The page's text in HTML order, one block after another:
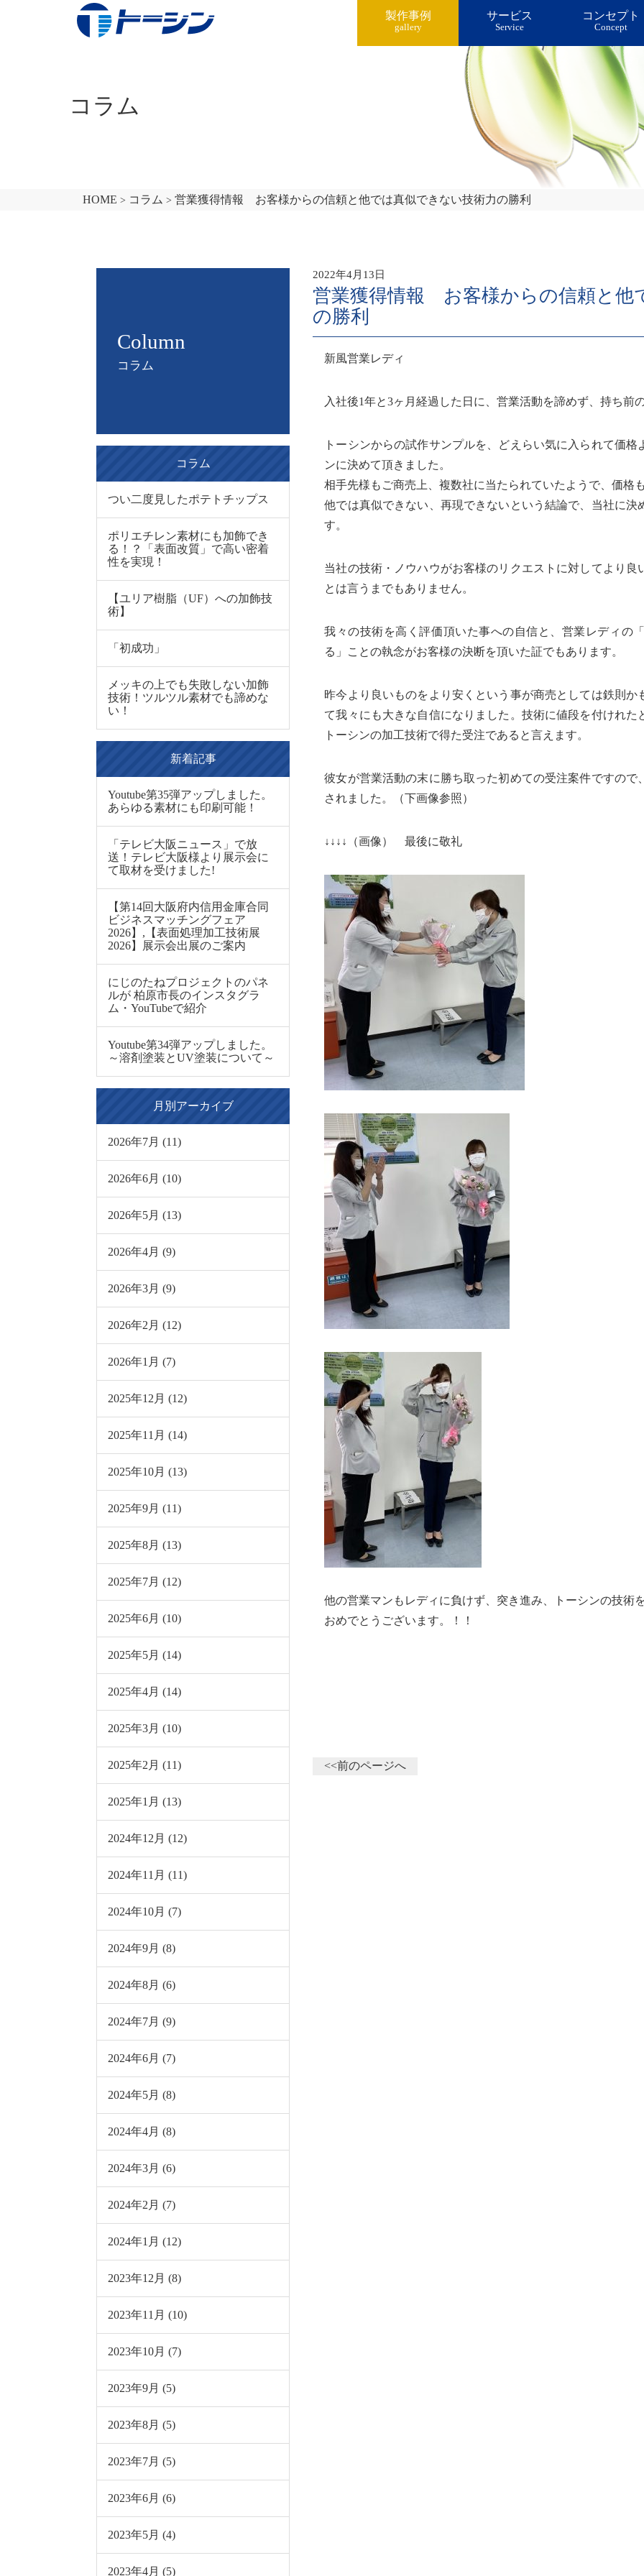
製作事例
gallery
サービス
Service
コンセプト
Concept
コラム
HOME > コラム >営業獲得情報 お客様からの信頼と他では真似できない技術力の勝利
Column
コラム
コラム
つい二度見したポテトチップス
ポリエチレン素材にも加飾でき
る！？「表面改質」で高い密着
性を実現！
【ユリア樹脂（UF）への加飾技
術】
「初成功」
メッキの上でも失敗しない加飾
技術！ツルツル素材でも諦めな
い！
新着記事
Youtube第35弾アップしました。
あらゆる素材にも印刷可能！
「テレビ大阪ニュース」で放
送！テレビ大阪様より展示会に
て取材を受けました!
【第14回大阪府内信用金庫合同
ビジネスマッチングフェア
2026】,【表面処理加工技術展
2026】展示会出展のご案内
にじのたねプロジェクトのパネ
ルが 柏原市長のインスタグラ
ム・YouTubeで紹介
Youtube第34弾アップしました。
～溶剤塗装とUV塗装について～
月別アーカイブ
2026年7月 (11)
2026年6月 (10)
2026年5月 (13)
2026年4月 (9)
2026年3月 (9)
2026年2月 (12)
2026年1月 (7)
2025年12月 (12)
2025年11月 (14)
2025年10月 (13)
2025年9月 (11)
2025年8月 (13)
2025年7月 (12)
2025年6月 (10)
2025年5月 (14)
2025年4月 (14)
2025年3月 (10)
2025年2月 (11)
2025年1月 (13)
2024年12月 (12)
2024年11月 (11)
2024年10月 (7)
2024年9月 (8)
2024年8月 (6)
2024年7月 (9)
2024年6月 (7)
2024年5月 (8)
2024年4月 (8)
2024年3月 (6)
2024年2月 (7)
2024年1月 (12)
2023年12月 (8)
2023年11月 (10)
2023年10月 (7)
2023年9月 (5)
2023年8月 (5)
2023年7月 (5)
2023年6月 (6)
2023年5月 (4)
2023年4月 (5)
2022年4月13日
営業獲得情報 お客様からの信頼と他
の勝利
新風営業レディ
入社後1年と3ヶ月経過した日に、営業活動を諦めず、持ち前
トーシンからの試作サンプルを、どえらい気に入られて価
ンに決めて頂きました。
相手先様もご商売上、複数社に当たられていたようで、価格
他では真似できない、再現できないという結論で、当社に
す。
当社の技術・ノウハウがお客様のリクエストに対してより良
とは言うまでもありません。
我々の技術を高く評価頂いた事への自信と、営業レディの
る」ことの執念がお客様の決断を頂いた証でもあります。
昨今より良いものをより安くという事が商売としては鉄則か
て我々にも大きな自信になりました。技術に値段を付けれ
トーシンの加工技術で得た受注であると言えます。
彼女が営業活動の末に勝ち取った初めての受注案件ですの
されました。（下画像参照）
↓↓↓↓（画像） 最後に敬礼
他の営業マンもレディに負けず、突き進み、トーシンの技術
おめでとうございます。！！
<<前のページへ